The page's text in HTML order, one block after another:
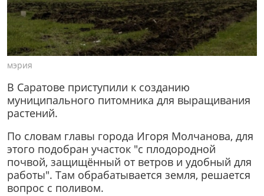
мэрия
В Саратове приступили к созданию
муниципального питомника для выращивания
растений.
По словам главы города Игоря Молчанова, для
этого подобран участок "с плодородной
почвой, защищённый от ветров и удобный для
работы". Там обрабатывается земля, решается
вопрос с поливом.